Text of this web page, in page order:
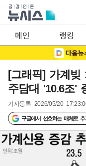
메인 랭킹
[그래픽] 가계
주담대 '10.6조'
기사등록 2026/05/20
구글에서 선호하는 매체로 추